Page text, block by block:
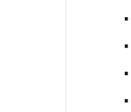
•
•
•
•